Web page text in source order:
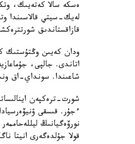
ەسكە سالا كەتەيىك،
قازاقستاندىق
شاعىندا. سونداي-اق ونىڭ قارىنداسى، 1999-جىلعى عاليا
شورت-ترەكپەن
ءجۇر. قىسقى
قولا جۇلدەگەرى انيتا